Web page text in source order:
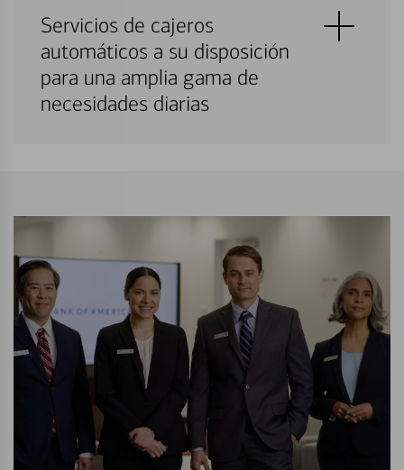
Servicios de cajeros
automáticos a su disposición
para una amplia gama de
necesidades diarias